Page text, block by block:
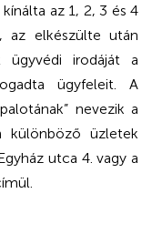
az 1, 2, 3 és 4
az elkészülte után
irodáját a
ügyfeleit. A
nevezik a
különböző üzletek
utca 4. vagy a